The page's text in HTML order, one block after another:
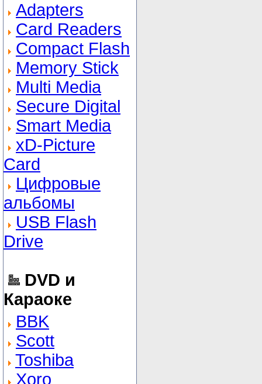
Adapters
Card Readers
Compact Flash
Memory Stick
Multi Media
Secure Digital
Smart Media
xD-Picture
Card
Цифровые
альбомы
USB Flash
Drive
DVD и
Караоке
BBK
Scott
Toshiba
Xoro